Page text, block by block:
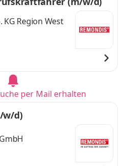
KG Region West
per Mail erhalten
w/d)